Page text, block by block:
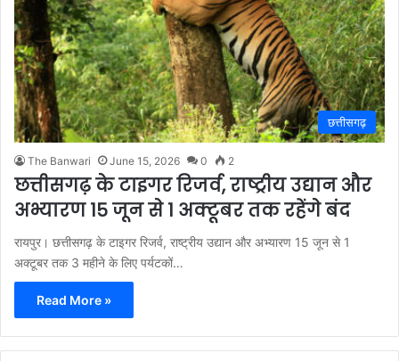
छत्तीसगढ़
The Banwari June 15, 2026 0 2
छत्तीसगढ़ के टाइगर रिजर्व, राष्ट्रीय उद्यान और
अभ्यारण 15 जून से 1 अक्टूबर तक रहेंगे बंद
रायपुर। छत्तीसगढ़ के टाइगर रिजर्व, राष्ट्रीय उद्यान और अभ्यारण 15 जून से 1
अक्टूबर तक 3 महीने के लिए पर्यटकों…
Read More »